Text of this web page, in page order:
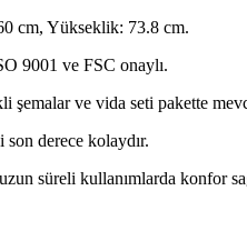
cm, Yükseklik: 73.8 cm.
9001 ve FSC onaylı.
şemalar ve vida seti pakette
derece kolaydır.
süreli kullanımlarda konfor